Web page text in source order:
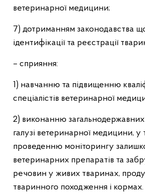
ветеринарної медицини;
7) дотриманням законодавства
ідентифікації та реєстрації
– сприяння:
1) навчанню та підвищенню
спеціалістів ветеринарної
2) виконанню
галузі ветеринарної медицини, у
проведенню моніторингу
ветеринарних препаратів та
речовин у живих тваринах,
тваринного походження і кормах.